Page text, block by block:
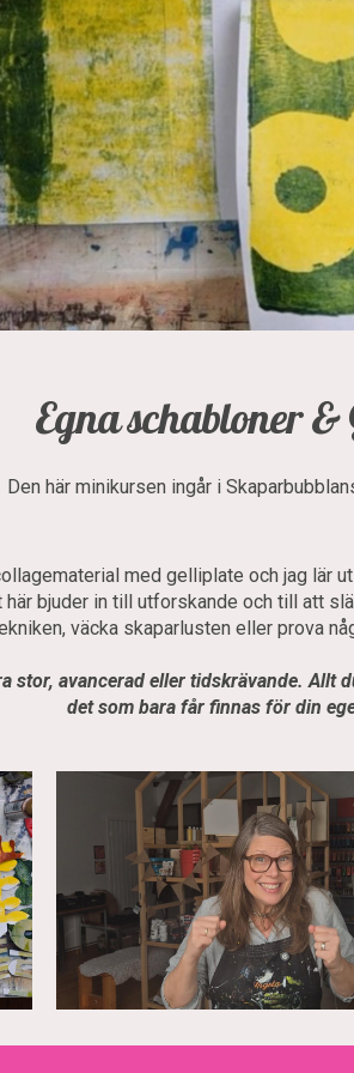
Egna schabloner
Den här minikursen ingår i
med gelliplate och jag lär
bjuder in till utforskande och till att
väcka skaparlusten eller prova
stor, avancerad eller tidskrävande. Allt
det som bara får finnas för din